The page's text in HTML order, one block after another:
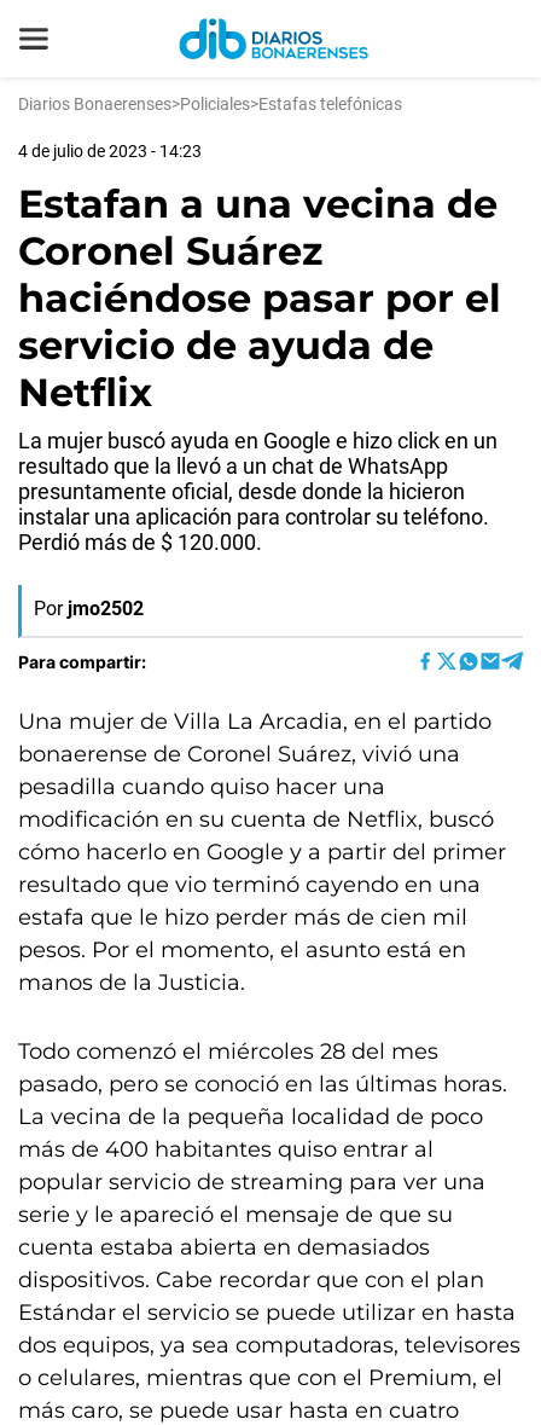
Diarios Bonaerenses>Policiales>Estafas telefónicas
4 de julio de 2023 - 14:23
Estafan a una vecina de
Coronel Suárez
haciéndose pasar por el
servicio de ayuda de
Netflix
La mujer buscó ayuda en Google e hizo click en un
resultado que la llevó a un chat de WhatsApp
presuntamente oficial, desde donde la hicieron
instalar una aplicación para controlar su teléfono.
Perdió más de $ 120.000.
Por jmo2502
Para compartir:
Una mujer de Villa La Arcadia, en el partido
bonaerense de Coronel Suárez, vivió una
pesadilla cuando quiso hacer una
modificación en su cuenta de Netflix, buscó
cómo hacerlo en Google y a partir del primer
resultado que vio terminó cayendo en una
estafa que le hizo perder más de cien mil
pesos. Por el momento, el asunto está en
manos de la Justicia.
Todo comenzó el miércoles 28 del mes
pasado, pero se conoció en las últimas horas.
La vecina de la pequeña localidad de poco
más de 400 habitantes quiso entrar al
popular servicio de streaming para ver una
serie y le apareció el mensaje de que su
cuenta estaba abierta en demasiados
dispositivos. Cabe recordar que con el plan
Estándar el servicio se puede utilizar en hasta
dos equipos, ya sea computadoras, televisores
o celulares, mientras que con el Premium, el
más caro, se puede usar hasta en cuatro